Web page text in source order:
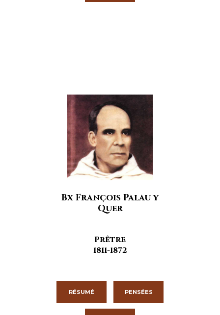
Bx François Palau y
Quer
Prêtre
1811-1872
RÉSUMÉ PENSÉES